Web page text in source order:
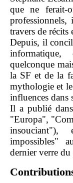
que ne ferait-
travers de
Depuis, il
quelconque
la SF et de la
mythologie et
influences dans
Il a publié
"Europa",
insouciant"),
impossibles"
dernier verre